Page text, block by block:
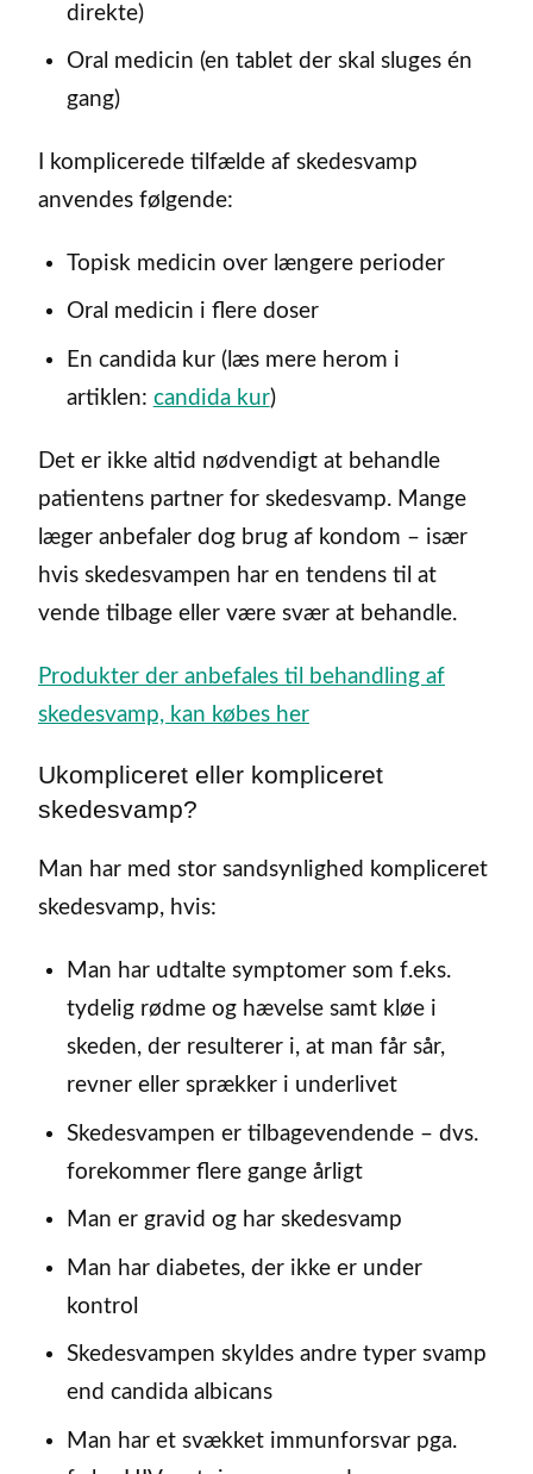
direkte)
Oral medicin (en tablet der skal sluges én
gang)
I komplicerede tilfælde af skedesvamp
anvendes følgende:
Topisk medicin over længere perioder
Oral medicin i flere doser
En candida kur (læs mere herom i
artiklen: candida kur)
Det er ikke altid nødvendigt at behandle
patientens partner for skedesvamp. Mange
læger anbefaler dog brug af kondom – især
hvis skedesvampen har en tendens til at
vende tilbage eller være svær at behandle.
Produkter der anbefales til behandling af
skedesvamp, kan købes her
Ukompliceret eller kompliceret
skedesvamp?
Man har med stor sandsynlighed kompliceret
skedesvamp, hvis:
Man har udtalte symptomer som f.eks.
tydelig rødme og hævelse samt kløe i
skeden, der resulterer i, at man får sår,
revner eller sprækker i underlivet
Skedesvampen er tilbagevendende – dvs.
forekommer flere gange årligt
Man er gravid og har skedesvamp
Man har diabetes, der ikke er under
kontrol
Skedesvampen skyldes andre typer svamp
end candida albicans
Man har et svækket immunforsvar pga.